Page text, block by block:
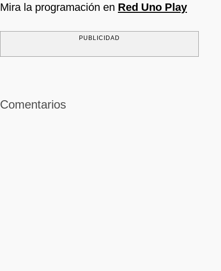
Mira la programación en Red Uno Play
PUBLICIDAD
Comentarios